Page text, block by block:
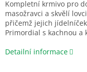
Kompletní krmivo pro
masožravci a skvělí
přičemž jejich
Primordial s kachnou a
Detailní informace